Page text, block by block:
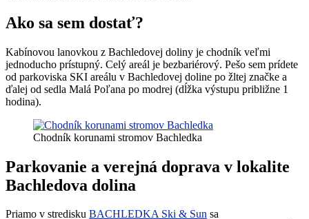
Ako sa sem dostať?
Kabínovou lanovkou z Bachledovej doliny je chodník veľmi
jednoducho prístupný. Celý areál je bezbariérový. Pešo sem prídete
od parkoviska SKI areálu v Bachledovej doline po žltej značke a
ďalej od sedla Malá Poľana po modrej (dĺžka výstupu približne 1
hodina).
Chodník korunami stromov Bachledka
Parkovanie a verejná doprava v lokalite
Bachledova dolina
Priamo v stredisku BACHLEDKA Ski & Sun sa